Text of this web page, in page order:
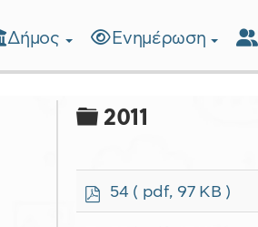
Δήμος Ενημέρωση
Φάκελος
2011
p
54 ( pdf, 97 KB )